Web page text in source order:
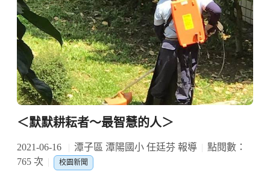
＜默默耕耘者～最智慧的人＞
2021-06-16 潭子區 潭陽國小 任廷芬 報導
點閱數：
765 次
校園新聞